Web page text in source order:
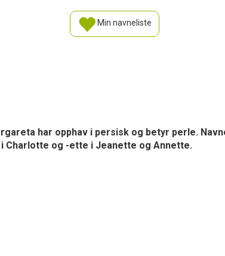
Min navneliste
har opphav i persisk og betyr perle.
Charlotte og -ette i Jeanette og Annette.